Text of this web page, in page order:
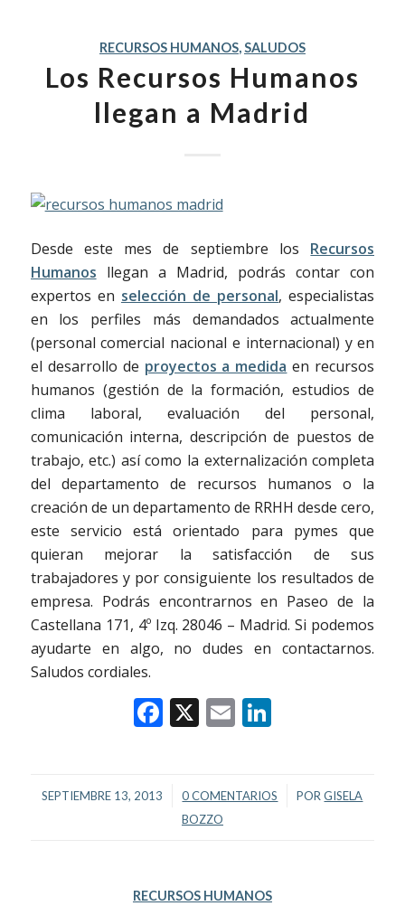
RECURSOS HUMANOS,SALUDOS
Los Recursos Humanos
llegan a Madrid
Desde este mes de septiembre los Recursos
Humanos llegan a Madrid, podrás contar con
expertos en selección de personal, especialistas
en los perfiles más demandados actualmente
(personal comercial nacional e internacional) y en
el desarrollo de proyectos a medida en recursos
humanos (gestión de la formación, estudios de
clima laboral, evaluación del personal,
comunicación interna, descripción de puestos de
trabajo, etc.) así como la externalización completa
del departamento de recursos humanos o la
creación de un departamento de RRHH desde cero,
este servicio está orientado para pymes que
quieran mejorar la satisfacción de sus
trabajadores y por consiguiente los resultados de
empresa. Podrás encontrarnos en Paseo de la
Castellana 171, 4º Izq. 28046 – Madrid. Si podemos
ayudarte en algo, no dudes en contactarnos.
Saludos cordiales.
Facebook
X EmailLinkedIn
SEPTIEMBRE 13, 2013
/ 0 COMENTARIOS
/ PORGISELA
BOZZO
RECURSOS HUMANOS